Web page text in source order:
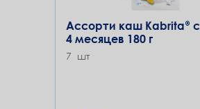
Ассорти каш Kabrita® с
4 месяцев 180 г
7 шт